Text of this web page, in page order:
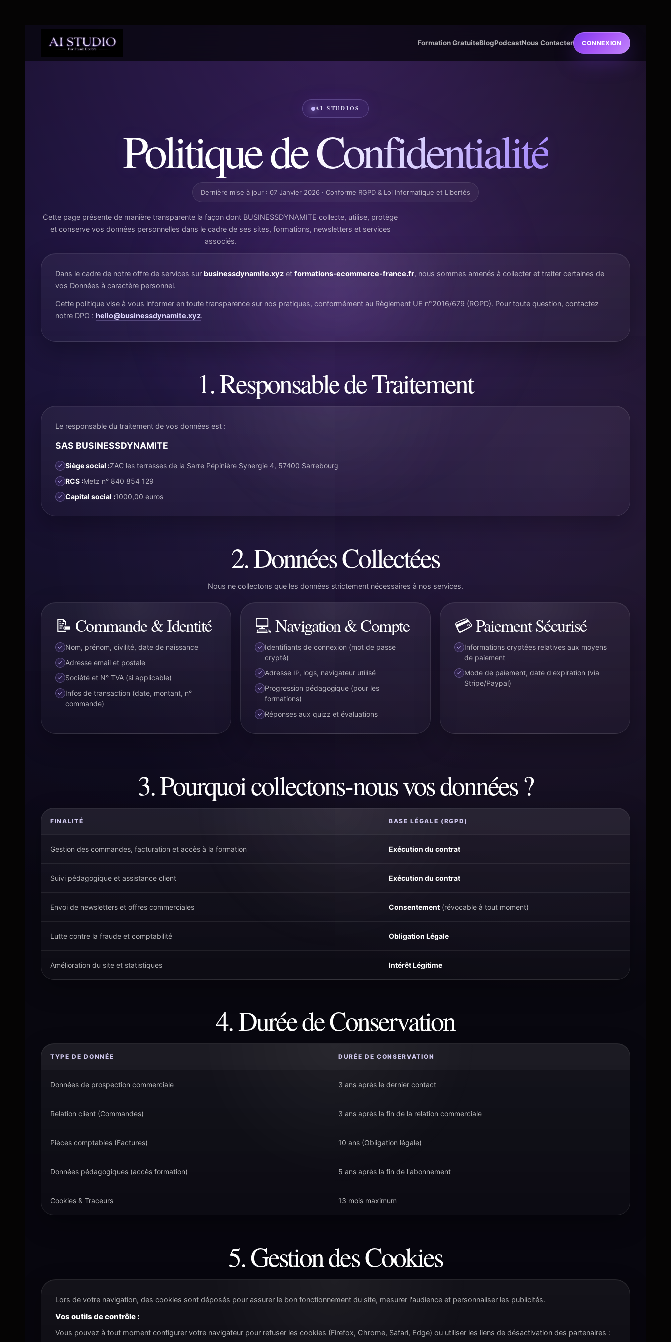
Formation GratuiteBlogPodcastNous Contacter CONNEXION
AI STUDIOS
Politique deConfidentialité
Dernière mise à jour : 07 Janvier 2026 · Conforme RGPD & Loi Informatique et Libertés
Cette page présente de manière transparente la façon dont BUSINESSDYNAMITE collecte, utilise, protège
et conserve vos données personnelles dans le cadre de ses sites, formations, newsletters et services
associés.
Dans le cadre de notre offre de services sur businessdynamite.xyzet formations-ecommerce-france.fr, nous sommes amenés à collecter et traiter certaines de
vos Données à caractère personnel.
Cette politique vise à vous informer en toute transparence sur nos pratiques, conformément au Règlement UE n°2016/679 (RGPD). Pour toute question, contactez
notre DPO : hello@businessdynamite.xyz.
1. Responsable de Traitement
Le responsable du traitement de vos données est :
SAS BUSINESSDYNAMITE
Siège social :ZAC les terrasses de la Sarre Pépinière Synergie 4, 57400 Sarrebourg
RCS :Metz n° 840 854 129
Capital social :1000,00 euros
2. Données Collectées
Nous ne collectons que les données strictement nécessaires à nos services.
📝 Commande & Identité
Nom, prénom, civilité, date de naissance
Adresse email et postale
Société et N° TVA (si applicable)
Infos de transaction (date, montant, n°
commande)
💻 Navigation & Compte
Identifiants de connexion (mot de passe
crypté)
Adresse IP, logs, navigateur utilisé
Progression pédagogique (pour les
formations)
Réponses aux quizz et évaluations
💳 Paiement Sécurisé
Informations cryptées relatives aux moyens
de paiement
Mode de paiement, date d'expiration (via
Stripe/Paypal)
3. Pourquoi collectons-nous vos données ?
FINALITÉ BASE LÉGALE (RGPD)
Gestion des commandes, facturation et accès à la formation Exécution du contrat
Suivi pédagogique et assistance client Exécution du contrat
Envoi de newsletters et offres commerciales Consentement(révocable à tout moment)
Lutte contre la fraude et comptabilité Obligation Légale
Amélioration du site et statistiques Intérêt Légitime
4. Durée de Conservation
TYPE DE DONNÉE DURÉE DE CONSERVATION
Données de prospection commerciale 3 ans après le dernier contact
Relation client (Commandes) 3 ans après la fin de la relation commerciale
Pièces comptables (Factures) 10 ans (Obligation légale)
Données pédagogiques (accès formation) 5 ans après la fin de l'abonnement
Cookies & Traceurs 13 mois maximum
5. Gestion des Cookies
Lors de votre navigation, des cookies sont déposés pour assurer le bon fonctionnement du site, mesurer l'audience et personnaliser les publicités.
Vos outils de contrôle :
Vous pouvez à tout moment configurer votre navigateur pour refuser les cookies (Firefox, Chrome, Safari, Edge) ou utiliser les liens de désactivation des partenaires :